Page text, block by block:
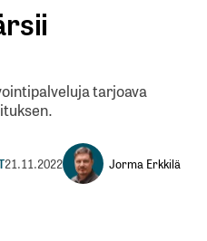
tarjoava
21.11.2022
Jorma Erkkilä